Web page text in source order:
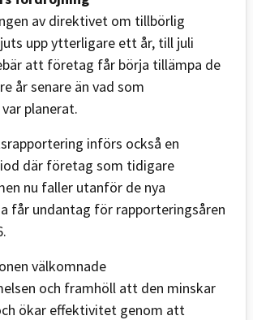
av direktivet om tillbörlig
upp ytterligare ett år, till juli
att företag får börja tillämpa de
år senare än vad som
planerat.
införs också en
där företag som tidigare
nu faller utanför de nya
får undantag för rapporteringsåren
välkomnade
och framhöll att den minskar
ökar effektivitet genom att